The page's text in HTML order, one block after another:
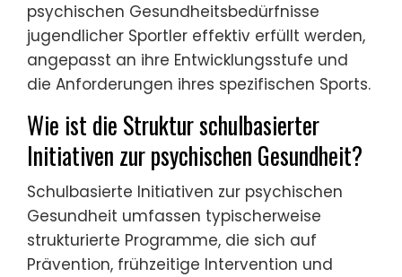
psychischen Gesundheitsbedürfnisse
jugendlicher Sportler effektiv erfüllt werden,
angepasst an ihre Entwicklungsstufe und
die Anforderungen ihres spezifischen Sports.
Wie ist die Struktur schulbasierter
Initiativen zur psychischen Gesundheit?
Schulbasierte Initiativen zur psychischen
Gesundheit umfassen typischerweise
strukturierte Programme, die sich auf
Prävention, frühzeitige Intervention und